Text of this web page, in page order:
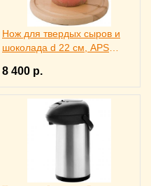
Нож для твердых сыров и
шоколада d 22 см, APS
8 400 р.